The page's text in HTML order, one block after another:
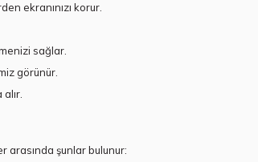
ekranınızı korur.
sağlar.
görünür.
arasında şunlar bulunur: